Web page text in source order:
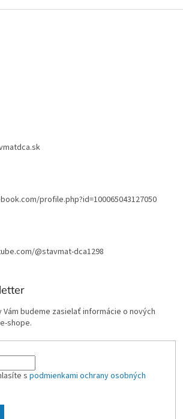
profile.php?id=100065043127050
@stavmat-dca1298
Vám budeme zasielať informácie o nových
shope.
s podmienkami ochrany osobných